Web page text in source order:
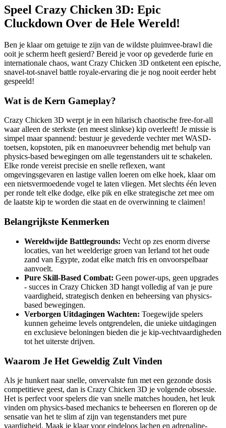
Speel Crazy Chicken 3D: Epic
Cluckdown Over de Hele Wereld!
Ben je klaar om getuige te zijn van de wildste pluimvee-brawl die
ooit je scherm heeft gesierd? Bereid je voor op gevederde furie en
internationale chaos, want Crazy Chicken 3D ontketent een epische,
snavel-tot-snavel battle royale-ervaring die je nog nooit eerder hebt
gespeeld!
Wat is de Kern Gameplay?
Crazy Chicken 3D werpt je in een hilarisch chaotische free-for-all
waar alleen de sterkste (en meest slinkse) kip overleeft! Je missie is
simpel maar spannend: bestuur je gevederde vechter met WASD-
toetsen, kopstoten, pik en manoeuvreer behendig met behulp van
physics-based bewegingen om alle tegenstanders uit te schakelen.
Elke ronde vereist precisie en snelle reflexen, want
omgevingsgevaren en lastige vallen loeren om elke hoek, klaar om
een nietsvermoedende vogel te laten vliegen. Met slechts één leven
per ronde telt elke dodge, elke pik en elke strategische zet mee om
de laatste kip te worden die staat en de overwinning te claimen!
Belangrijkste Kenmerken
Wereldwijde Battlegrounds: Vecht op zes enorm diverse
locaties, van het weelderige groen van Ierland tot het oude
zand van Egypte, zodat elke match fris en onvoorspelbaar
aanvoelt.
Pure Skill-Based Combat: Geen power-ups, geen upgrades
- succes in Crazy Chicken 3D hangt volledig af van je pure
vaardigheid, strategisch denken en beheersing van physics-
based bewegingen.
Verborgen Uitdagingen Wachten: Toegewijde spelers
kunnen geheime levels ontgrendelen, die unieke uitdagingen
en exclusieve beloningen bieden die je kip-vechtvaardigheden
tot het uiterste drijven.
Waarom Je Het Geweldig Zult Vinden
Als je hunkert naar snelle, onvervalste fun met een gezonde dosis
competitieve geest, dan is Crazy Chicken 3D je volgende obsessie.
Het is perfect voor spelers die van snelle matches houden, het leuk
vinden om physics-based mechanics te beheersen en floreren op de
sensatie van het te slim af zijn van tegenstanders met pure
vaardigheid. Maak je klaar voor eindeloos lachen en adrenaline-